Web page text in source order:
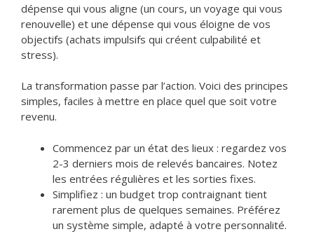
dépense qui vous aligne (un cours, un voyage qui vous
renouvelle) et une dépense qui vous éloigne de vos
objectifs (achats impulsifs qui créent culpabilité et
stress).
La transformation passe par l’action. Voici des principes
simples, faciles à mettre en place quel que soit votre
revenu.
Commencez par un état des lieux : regardez vos
2-3 derniers mois de relevés bancaires. Notez
les entrées régulières et les sorties fixes.
Simplifiez : un budget trop contraignant tient
rarement plus de quelques semaines. Préférez
un système simple, adapté à votre personnalité.